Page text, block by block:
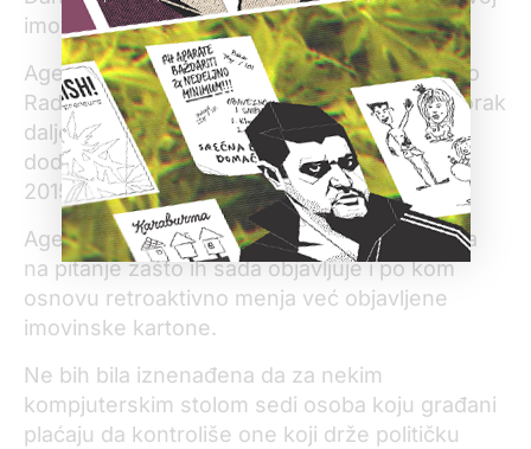
imovini, imala sam šta da vidim.
Agencija je preko noći objavila novi izveštaj o
Radojičićevoj imovini. Otišla je, međutim, i korak
dalje –retroaktivno je menjalastare i tako
dodala podatke o placu i stanu u izveštaje iz
2015. i 2016. godine.
Agencija mi ni tada nije konkretno odgovorila
na pitanje zašto ih sada objavljuje i po kom
osnovu retroaktivno menja već objavljene
imovinske kartone.
Ne bih bila iznenađena da za nekim
kompjuterskim stolom sedi osoba koju građani
plaćaju da kontroliše one koji drže političku